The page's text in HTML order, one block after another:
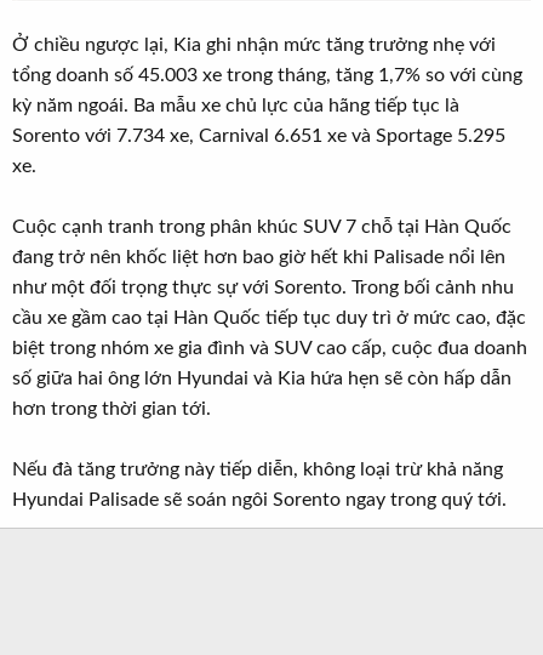
Ở chiều ngược lại, Kia ghi nhận mức tăng trưởng nhẹ với
tổng doanh số 45.003 xe trong tháng, tăng 1,7% so với cùng
kỳ năm ngoái. Ba mẫu xe chủ lực của hãng tiếp tục là
Sorento với 7.734 xe, Carnival 6.651 xe và Sportage 5.295
xe.
Cuộc cạnh tranh trong phân khúc SUV 7 chỗ tại Hàn Quốc
đang trở nên khốc liệt hơn bao giờ hết khi Palisade nổi lên
như một đối trọng thực sự với Sorento. Trong bối cảnh nhu
cầu xe gầm cao tại Hàn Quốc tiếp tục duy trì ở mức cao, đặc
biệt trong nhóm xe gia đình và SUV cao cấp, cuộc đua doanh
số giữa hai ông lớn Hyundai và Kia hứa hẹn sẽ còn hấp dẫn
hơn trong thời gian tới.
Nếu đà tăng trưởng này tiếp diễn, không loại trừ khả năng
Hyundai Palisade sẽ soán ngôi Sorento ngay trong quý tới.